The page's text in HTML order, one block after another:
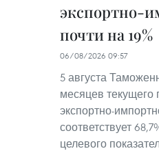
экспортно-
почти на 19%
06/08/2026 09:57
5 августа
месяцев текущего
экспортно-
соответствует
целевого